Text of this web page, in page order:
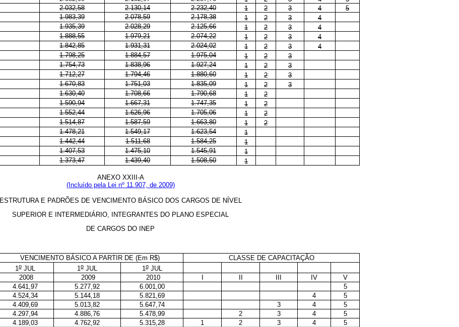
2.032,58 2.130,14 2.232,40 1 2 3 4
5
1.983,39 2.078,59 2.178,38 1 2 3
4
1.935,39 2.028,29 2.125,66 1 2 3
4
1.888,55 1.979,21 2.074,22 1 2 3
4
1.842,85 1.931,31 2.024,02 1 2 3
4
1.798,25 1.884,57 1.975,04 1 2
3
1.754,73 1.838,96 1.927,24 1 2
3
1.712,27 1.794,46 1.880,60 1 2
3
1.670,83 1.751,03 1.835,09 1 2
3
1.630,40 1.708,66 1.790,68 1
2
1.590,94 1.667,31 1.747,35 1
2
1.552,44 1.626,96 1.705,06 1
2
1.514,87 1.587,59 1.663,80 1
2
1.478,21 1.549,17 1.623,54
1
1.442,44 1.511,68 1.584,25
1
1.407,53 1.475,10 1.545,91
1
1.373,47 1.439,40 1.508,50 1
ANEXO XXIII-A
(Incluído pela Lei nº 11.907, de 2009)
ESTRUTURA E PADRÕES DE VENCIMENTO BÁSICO DOS CARGOS DE NÍVEL
SUPERIOR E INTERMEDIÁRIO, INTEGRANTES DO PLANO ESPECIAL
DE CARGOS DO INEP
VENCIMENTO BÁSICO A PARTIR DE (Em R$)
CLASSE DE CAPACITAÇÃO
1oJUL 1o JUL 1oJUL
2008 2009 2010 IV
V
4.641,97 5.277,92 6.001,00
5
4.524,34 5.144,18 5.821,69 4
5
4.409,69 5.013,82 5.647,74 3 4
5
4.297,94 4.886,76 5.478,99 2 3 4
5
4.189,03 4.762,92 5.315,28 1 2 3 4
5